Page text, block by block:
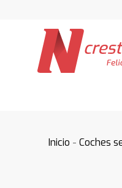
Inicio -Coches